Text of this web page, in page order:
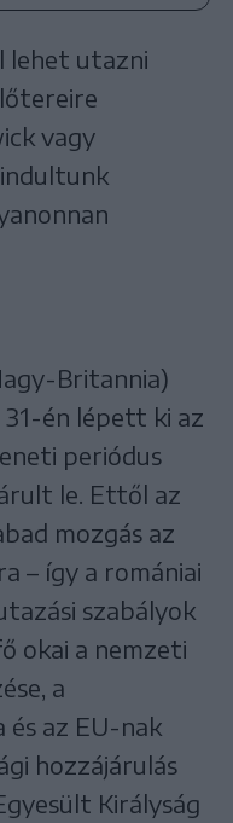
lehet utazni
vagy
Britannia)
31-én lépett ki az
periódus
le. Ettől az
mozgás az
– így a romániai
szabályok
okai a nemzeti
a
és az EU-nak
hozzájárulás
Királyság